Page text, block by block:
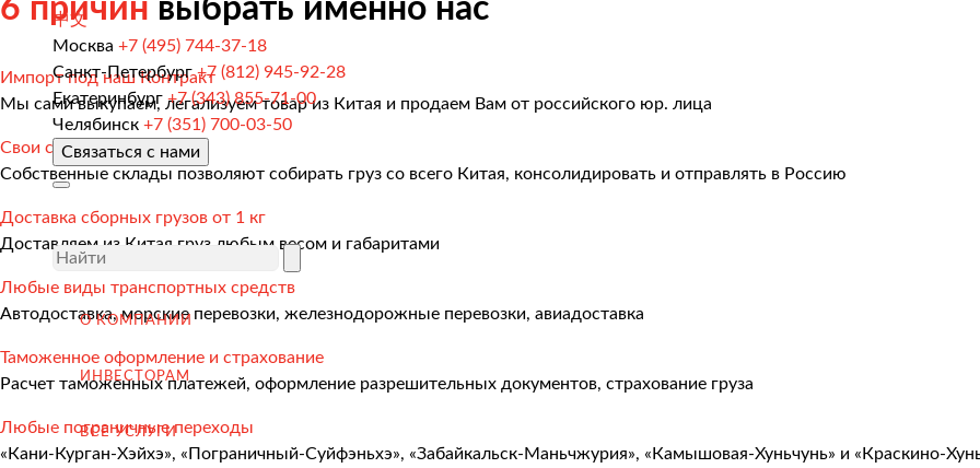
中文
Москва +7 (495) 744-37-18
Санкт-Петербург +7 (812) 945-92-28
Екатеринбург +7 (343) 855-71-00
Челябинск +7 (351) 700-03-50
Связаться с нами
О КОМПАНИИ
ИНВЕСТОРАМ
ВСЕ УСЛУГИ
.
Грузоперевозки
Грузоперевозки из Китая
Международные перевозки
Автомобильные перевозки
Контейнерные перевозки
Морские и речные перевозки
Мультимодальные перевозки
6 причин выбрать именно нас
Импорт под наш Контракт
Мы сами выкупаем, легализуем товар из Китая и продаем Вам от российского юр. лица
Свои склады в Китае
Собственные склады позволяют собирать груз со всего Китая, консолидировать и отправлять в Россию
Доставка сборных грузов от 1 кг
Доставляем из Китая груз любым весом и габаритами
Любые виды транспортных средств
Автодоставка, морские перевозки, железнодорожные перевозки, авиадоставка
Таможенное оформление и страхование
Расчет таможенных платежей, оформление разрешительных документов, страхование груза
Любые пограничные переходы
«Кани-Курган-Хэйхэ», «Пограничный-Суйфэньхэ», «Забайкальск-Маньчжурия», «Камышовая-Хуньчунь» и «Краскино-